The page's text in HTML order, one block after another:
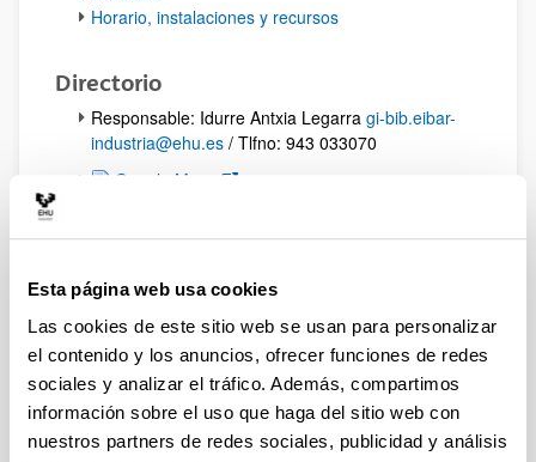
Esta página web usa cookies
Las cookies de este sitio web se usan para personalizar
el contenido y los anuncios, ofrecer funciones de redes
sociales y analizar el tráfico. Además, compartimos
información sobre el uso que haga del sitio web con
nuestros partners de redes sociales, publicidad y análisis
Horario, instalaciones y recursos
Directorio
Responsable: Idurre Antxia Legarra gi-bib.eibar-
industria@ehu.es / Tlfno: 943 033070
(Abre una nueva ventana)
Google Maps
Horario habitual: 9:00 - 18:30 (lunes a viernes).